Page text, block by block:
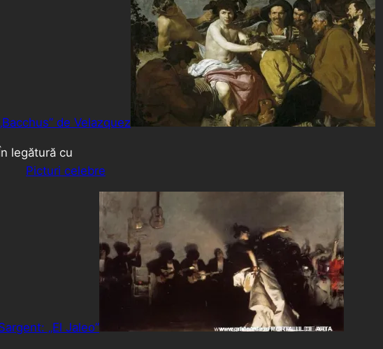
de Velazquez
legătură cu
Picturi celebre
„El Jaleo”